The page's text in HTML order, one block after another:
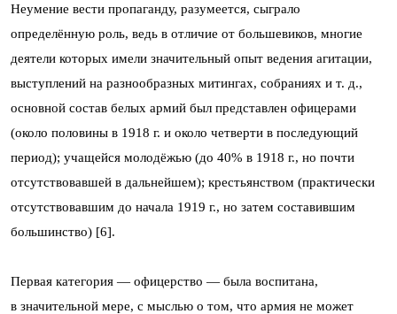
Неумение вести пропаганду, разумеется, сыграло
определённую роль, ведь в отличие от большевиков, многие
деятели которых имели значительный опыт ведения агитации,
выступлений на разнообразных митингах, собраниях и т. д.,
основной состав белых армий был представлен офицерами
(около половины в 1918 г. и около четверти в последующий
период); учащейся молодёжью (до 40% в 1918 г., но почти
отсутствовавшей в дальнейшем); крестьянством (практически
отсутствовавшим до начала 1919 г., но затем составившим
большинство) [6].
Первая категория — офицерство — была воспитана,
в значительной мере, с мыслью о том, что армия не может